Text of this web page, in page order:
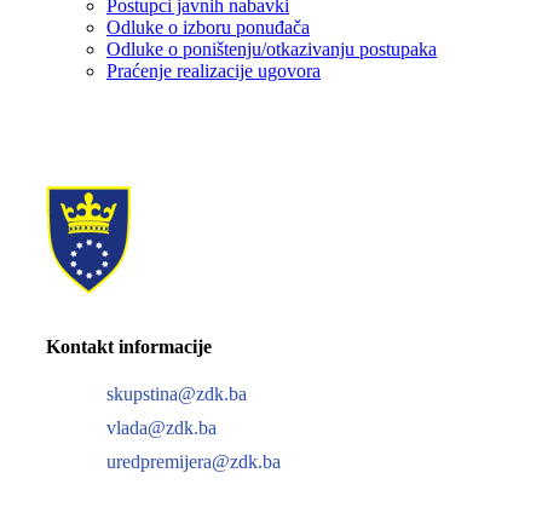
Postupci javnih nabavki
Odluke o izboru ponuđača
Odluke o poništenju/otkazivanju postupaka
Praćenje realizacije ugovora
Kontakt informacije
skupstina@zdk.ba
vlada@zdk.ba
uredpremijera@zdk.ba